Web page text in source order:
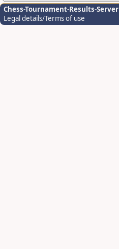
Chess-Tournament-Results-Server
Legal details/Terms of use